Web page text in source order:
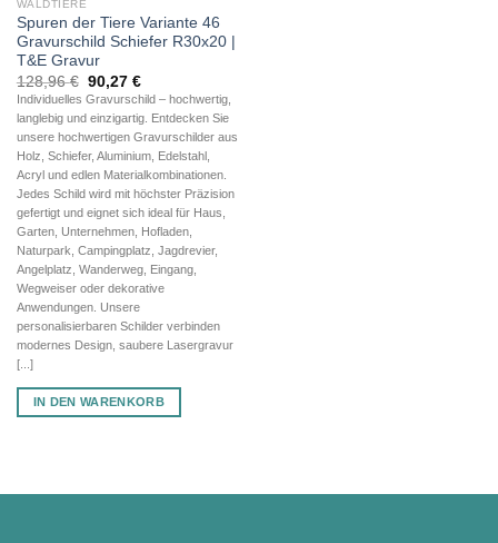
WALDTIERE
Spuren der Tiere Variante 46
Gravurschild Schiefer R30x20 |
T&E Gravur
128,96€ Ursprünglicher
Preis
war:
128,96 €
90,27 €Aktueller
Preis
ist:
90,27 €.
Individuelles Gravurschild – hochwertig,
langlebig und einzigartig. Entdecken Sie
unsere hochwertigen Gravurschilder aus
Holz, Schiefer, Aluminium, Edelstahl,
Acryl und edlen Materialkombinationen.
Jedes Schild wird mit höchster Präzision
gefertigt und eignet sich ideal für Haus,
Garten, Unternehmen, Hofladen,
Naturpark, Campingplatz, Jagdrevier,
Angelplatz, Wanderweg, Eingang,
Wegweiser oder dekorative
Anwendungen. Unsere
personalisierbaren Schilder verbinden
modernes Design, saubere Lasergravur
[...]
IN DEN WARENKORB